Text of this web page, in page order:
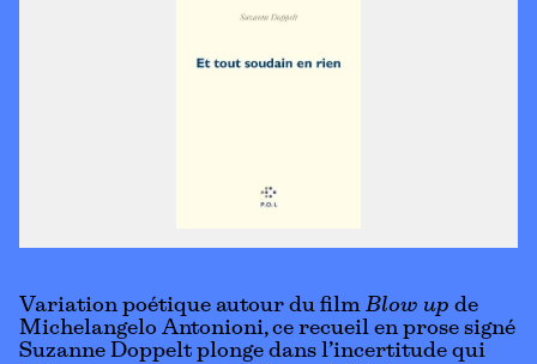
Variation poétique autour du film Blow up de
Michelangelo Antonioni, ce recueil en prose signé
Suzanne Doppelt plonge dans l’incertitude qui